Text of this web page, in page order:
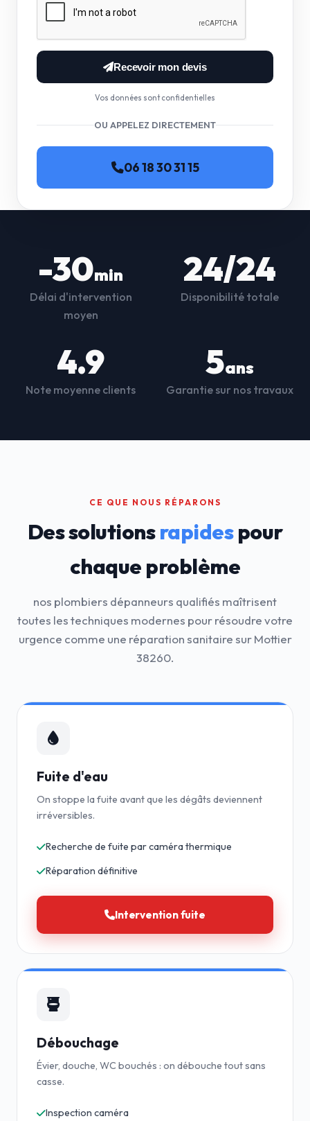
Recevoir mon devis
Vos données sont confidentielles
OU APPELEZ DIRECTEMENT
06 18 30 31 15
-30min
Délai d'intervention
moyen
24/24
Disponibilité totale
4.9
Note moyenne clients
5ans
Garantie sur nos travaux
CE QUE NOUS RÉPARONS
Des solutionsrapidespour
chaque problème
nos plombiers dépanneurs qualifiés maîtrisent
toutes les techniques modernes pour résoudre votre
urgence comme une réparation sanitaire sur Mottier
38260.
Fuite d'eau
On stoppe la fuite avant que les dégâts deviennent
irréversibles.
Recherche de fuite par caméra thermique
Réparation définitive
Intervention fuite
Débouchage
Évier, douche, WC bouchés : on débouche tout sans
casse.
Inspection caméra